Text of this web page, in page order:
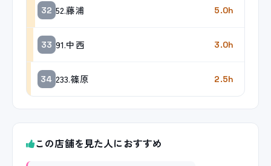
32 52.藤浦 5.0h
33 91.中西 3.0h
34 233.篠原 2.5h
この店舗を見た人におすすめ